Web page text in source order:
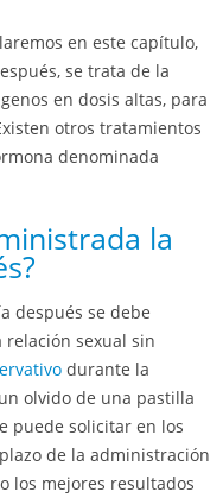
en este capítulo,
se trata de la
en dosis altas, para
otros tratamientos
denominada
la
después se debe
sexual sin
durante la
olvido de una pastilla
puede solicitar en los
de la administración
los mejores resultados